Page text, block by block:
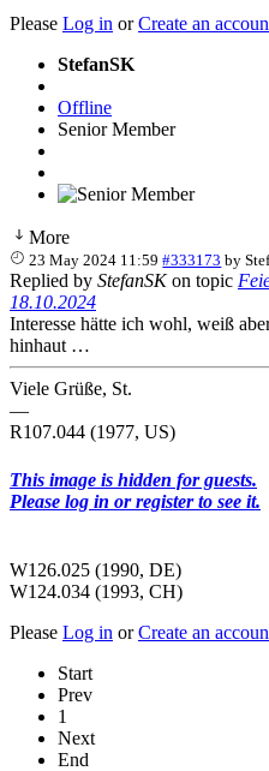
Please Log in orCreate an
StefanSK
Offline
Senior Member
More
23 May 2024 11:59 #333173 by
Replied by StefanSKon topic
18.10.2024
Interesse hätte ich wohl, weiß
hinhaut …
Viele Grüße, St.
—
R107.044 (1977, US)
This image is hidden for guests.
Please log in or register to see it.
W126.025 (1990, DE)
W124.034 (1993, CH)
Please Log in orCreate an
Start
Prev
1
Next
End